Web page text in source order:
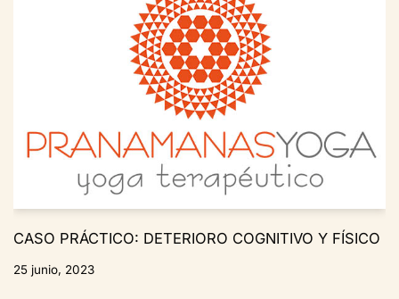
CASO PRÁCTICO: DETERIORO COGNITIVO Y FÍSICO
25 junio, 2023